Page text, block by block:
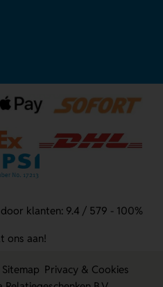
klanten: 9.4 / 579 - 100%
ons aan!
Sitemap Privacy & Cookies